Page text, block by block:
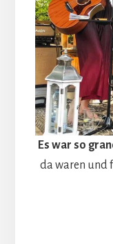
Es war so
da waren und